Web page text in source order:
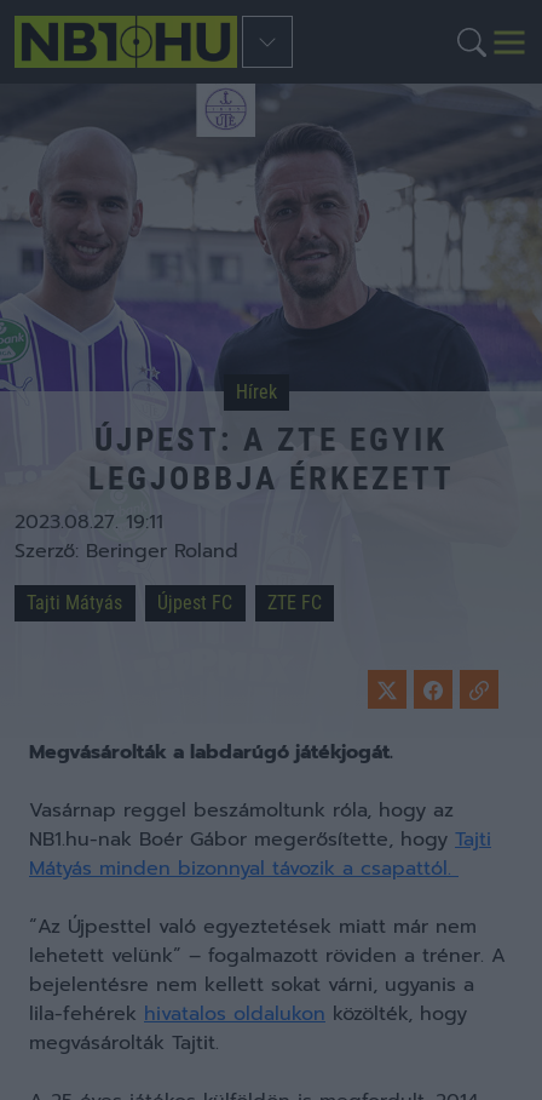
Hírek
ÚJPEST: A ZTE EGYIK
LEGJOBBJA ÉRKEZETT
2023.08.27. 19:11
Szerző: Beringer Roland
Tajti Mátyás Újpest FC ZTE FC
Megvásárolták a labdarúgó játékjogát.
Vasárnap reggel beszámoltunk róla, hogy az
NB1.hu-nak Boér Gábor megerősítette, hogy Tajti
Mátyás minden bizonnyal távozik a csapattól.
“Az Újpesttel való egyeztetések miatt már nem
lehetett velünk” – fogalmazott röviden a tréner. A
bejelentésre nem kellett sokat várni, ugyanis a
lila-fehérek hivatalos oldalukon közölték, hogy
megvásárolták Tajtit.